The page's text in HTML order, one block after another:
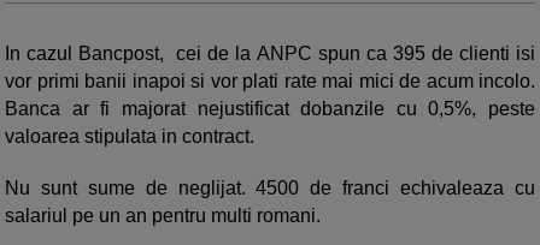
In cazul Bancpost, cei de la ANPC spun ca 395 de clienti isi
vor primi banii inapoi si vor plati rate mai mici de acum incolo.
Banca ar fi majorat nejustificat dobanzile cu 0,5%, peste
valoarea stipulata in contract.
Nu sunt sume de neglijat. 4500 de franci echivaleaza cu
salariul pe un an pentru multi romani.